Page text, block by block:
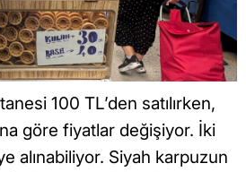
100 TL’den satılırken,
göre fiyatlar değişiyor. İki
alınabiliyor. Siyah karpuzun